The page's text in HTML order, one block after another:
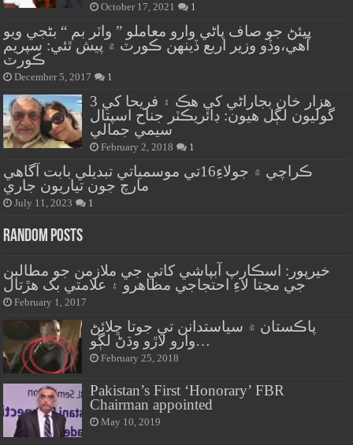
October 17, 2021 1
پيئڻ جو صاف پاڻي وارو معاملو ” واٽر بم “ بڻجي ويو
آهي،وڏو وزير اربع ڏينهن ڪورٽ ۾ پيش ٿئي: سپريم
ڪورٽ
December 5, 2017 1
هزار خان بجاراڻي کي هڪ ۽ فريحا کي 3
گوليون لڳل هيون: ڊائريڪٽر جناح اسپتال
سيمي جمالي
February 2, 2018 1
ڪراچي ۾ جولاءِ16تي موسمياتي تبديلي بابت آگاهي
مارچ جون تياريون جاري
July 11, 2023 1
Random Posts
خيرپور: اسڪارپ آبپاشي کاتي جي ملازمن جو مطالبن
جي مڃتا لاءِ احتجاجي مظاهرو ۽ علامتي بک هڙتال
February 1, 2017
پاڪستان ۾ سياستدانن تي جوتا ڇلائڻ
وارو لاڙو وڌڻ لڳو…
February 25, 2018
Pakistan’s First ‘Honorary’ FBR
Chairman appointed
May 10, 2019